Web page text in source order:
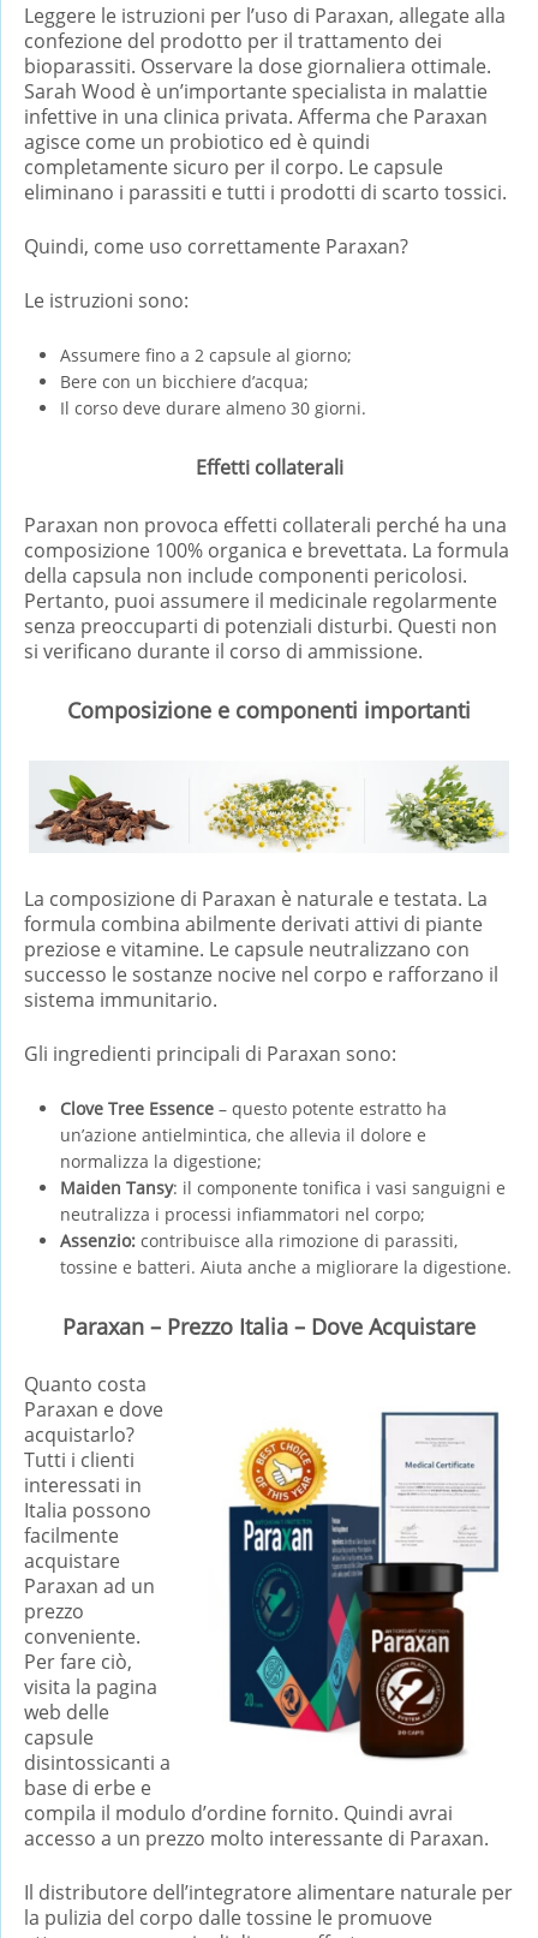
Leggere le istruzioni per l’uso di Paraxan, allegate alla
confezione del prodotto per il trattamento dei
bioparassiti. Osservare la dose giornaliera ottimale.
Sarah Wood è un’importante specialista in malattie
infettive in una clinica privata. Afferma che Paraxan
agisce come un probiotico ed è quindi
completamente sicuro per il corpo. Le capsule
eliminano i parassiti e tutti i prodotti di scarto tossici.
Quindi, come uso correttamente Paraxan?
Le istruzioni sono:
Assumere fino a 2 capsule al giorno;
Bere con un bicchiere d’acqua;
Il corso deve durare almeno 30 giorni.
Effetti collaterali
Paraxan non provoca effetti collaterali perché ha una
composizione 100% organica e brevettata. La formula
della capsula non include componenti pericolosi.
Pertanto, puoi assumere il medicinale regolarmente
senza preoccuparti di potenziali disturbi. Questi non
si verificano durante il corso di ammissione.
Composizione e componenti importanti
La composizione di Paraxan è naturale e testata. La
formula combina abilmente derivati ​​attivi di piante
preziose e vitamine. Le capsule neutralizzano con
successo le sostanze nocive nel corpo e rafforzano il
sistema immunitario.
Gli ingredienti principali di Paraxan sono:
Clove Tree Essence – questo potente estratto ha
un’azione antielmintica, che allevia il dolore e
normalizza la digestione;
Maiden Tansy: il componente tonifica i vasi sanguigni e
neutralizza i processi infiammatori nel corpo;
Assenzio: contribuisce alla rimozione di parassiti,
tossine e batteri. Aiuta anche a migliorare la digestione.
Paraxan – Prezzo Italia – Dove Acquistare
Quanto costa
Paraxan e dove
acquistarlo?
Tutti i clienti
interessati in
Italia possono
facilmente
acquistare
Paraxan ad un
prezzo
conveniente.
Per fare ciò,
visita la pagina
web delle
capsule
disintossicanti a
base di erbe e
compila il modulo d’ordine fornito. Quindi avrai
accesso a un prezzo molto interessante di Paraxan.
Il distributore dell’integratore alimentare naturale per
la pulizia del corpo dalle tossine le promuove